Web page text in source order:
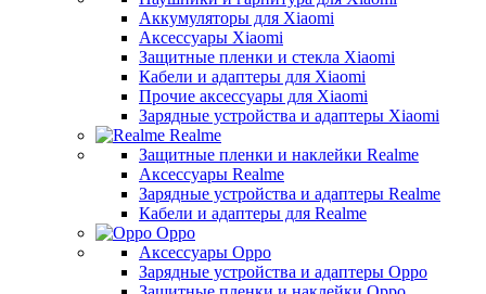
Аккумуляторы для Xiaomi
Аксессуары Xiaomi
Защитные пленки и стекла Xiaomi
Кабели и адаптеры для Xiaomi
Прочие аксессуары для Xiaomi
Зарядные устройства и адаптеры Xiaomi
Realme
Защитные пленки и наклейки Realme
Аксессуары Realme
Зарядные устройства и адаптеры Realme
Кабели и адаптеры для Realme
Oppo
Аксессуары Oppo
Зарядные устройства и адаптеры Oppo